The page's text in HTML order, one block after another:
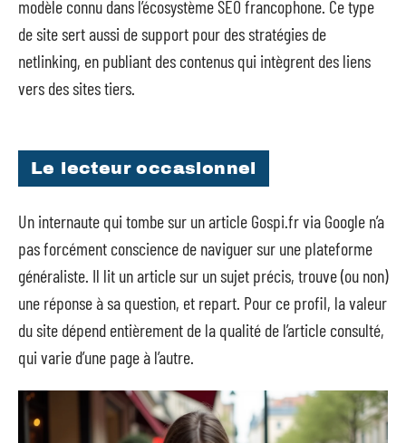
modèle connu dans l’écosystème SEO francophone. Ce type
de site sert aussi de support pour des stratégies de
netlinking, en publiant des contenus qui intègrent des liens
vers des sites tiers.
Le lecteur occasionnel
Un internaute qui tombe sur un article Gospi.fr via Google n’a
pas forcément conscience de naviguer sur une plateforme
généraliste. Il lit un article sur un sujet précis, trouve (ou non)
une réponse à sa question, et repart. Pour ce profil, la valeur
du site dépend entièrement de la qualité de l’article consulté,
qui varie d’une page à l’autre.